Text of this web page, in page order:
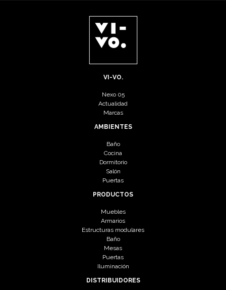
VI-VO.
Nexo 05
Actualidad
Marcas
AMBIENTES
Baño
Cocina
Dormitorio
Salón
Puertas
PRODUCTOS
Muebles
Armarios
Estructuras modulares
Baño
Mesas
Puertas
Iluminación
DISTRIBUIDORES